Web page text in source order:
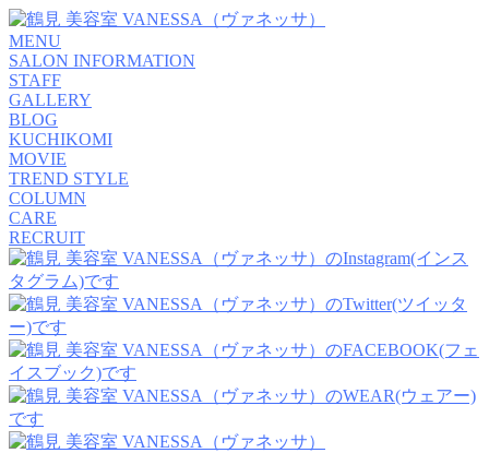
MENU
SALON INFORMATION
STAFF
GALLERY
BLOG
KUCHIKOMI
MOVIE
TREND STYLE
COLUMN
CARE
RECRUIT